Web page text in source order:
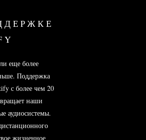
еще более
Поддержка
с более чем 20
наши
аудиосистемы.
жизненное